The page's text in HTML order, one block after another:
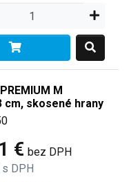
M
cm, skosené hrany
€ bez DPH
s DPH